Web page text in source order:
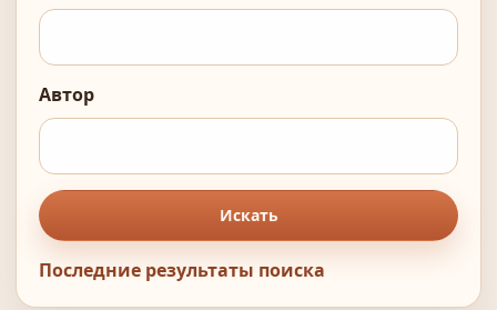
Автор
Искать
Последние результаты поиска